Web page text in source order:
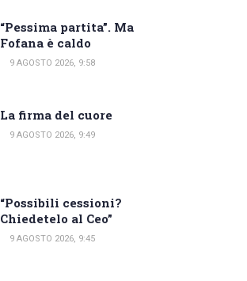
“Pessima partita”. Ma
Fofana è caldo
9 AGOSTO 2026, 9:58
La firma del cuore
9 AGOSTO 2026, 9:49
“Possibili cessioni?
Chiedetelo al Ceo”
9 AGOSTO 2026, 9:45